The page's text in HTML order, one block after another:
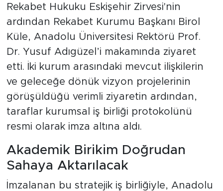
Rekabet Hukuku Eskişehir Zirvesi'nin
ardından Rekabet Kurumu Başkanı Birol
Küle, Anadolu Üniversitesi Rektörü Prof.
Dr. Yusuf Adıgüzel’i makamında ziyaret
etti. İki kurum arasındaki mevcut ilişkilerin
ve geleceğe dönük vizyon projelerinin
görüşüldüğü verimli ziyaretin ardından,
taraflar kurumsal iş birliği protokolünü
resmi olarak imza altına aldı.
Akademik Birikim Doğrudan
Sahaya Aktarılacak
İmzalanan bu stratejik iş birliğiyle, Anadolu